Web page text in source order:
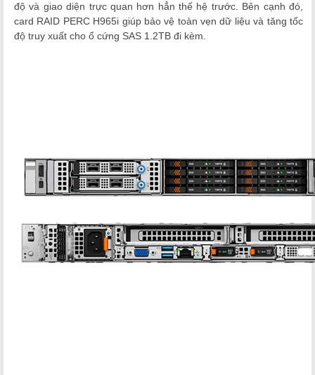
độ và giao diện trực quan hơn hẳn thế hệ trước. Bên cạnh đó,
card RAID PERC H965i giúp bảo vệ toàn vẹn dữ liệu và tăng tốc
độ truy xuất cho ổ cứng SAS 1.2TB đi kèm.